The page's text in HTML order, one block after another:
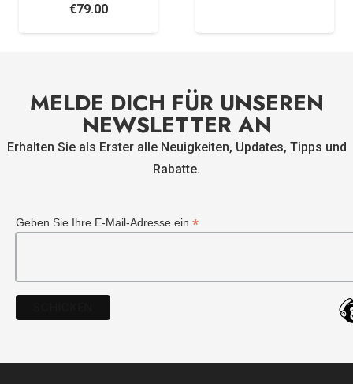
€79.00
MELDE DICH FÜR UNSEREN
NEWSLETTER AN
Erhalten Sie als Erster alle Neuigkeiten, Updates, Tipps und
Rabatte.
Geben Sie Ihre E-Mail-Adresse ein *